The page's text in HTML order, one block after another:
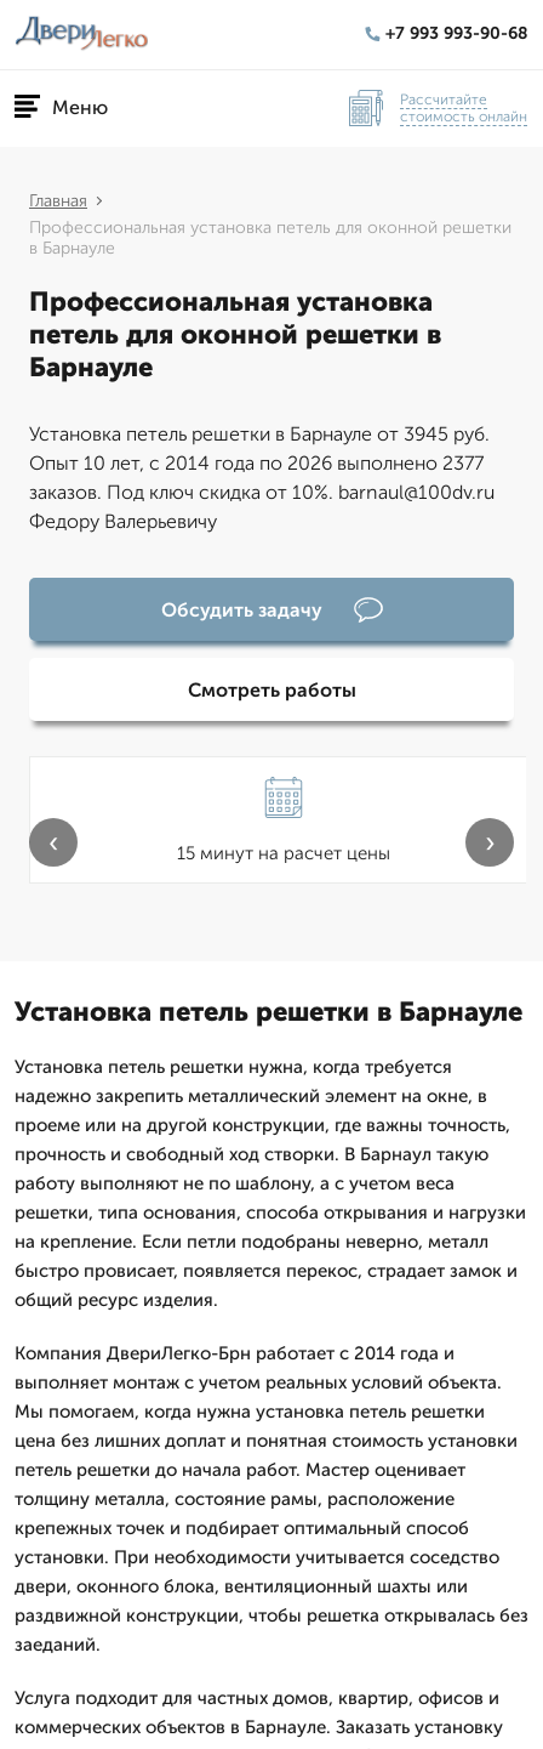
+7 993 993-90-68
Меню
Рассчитайте
стоимость онлайн
Главная
Профессиональная установка петель для оконной решетки
в Барнауле
Профессиональная установка
петель для оконной решетки в
Барнауле
Установка петель решетки в Барнауле от 3945 руб.
Опыт 10 лет, с 2014 года по 2026 выполнено 2377
заказов. Под ключ скидка от 10%. barnaul@100dv.ru
Федору Валерьевичу
Обсудить задачу
Смотреть работы
15 минут на расчет цены
‹ ›
Установка петель решетки в Барнауле
Установка петель решетки нужна, когда требуется
надежно закрепить металлический элемент на окне, в
проеме или на другой конструкции, где важны точность,
прочность и свободный ход створки. В Барнаул такую
работу выполняют не по шаблону, а с учетом веса
решетки, типа основания, способа открывания и нагрузки
на крепление. Если петли подобраны неверно, металл
быстро провисает, появляется перекос, страдает замок и
общий ресурс изделия.
Компания ДвериЛегко-Брн работает с 2014 года и
выполняет монтаж с учетом реальных условий объекта.
Мы помогаем, когда нужна установка петель решетки
цена без лишних доплат и понятная стоимость установки
петель решетки до начала работ. Мастер оценивает
толщину металла, состояние рамы, расположение
крепежных точек и подбирает оптимальный способ
установки. При необходимости учитывается соседство
двери, оконного блока, вентиляционный шахты или
раздвижной конструкции, чтобы решетка открывалась без
заеданий.
Услуга подходит для частных домов, квартир, офисов и
коммерческих объектов в Барнауле. Заказать установку